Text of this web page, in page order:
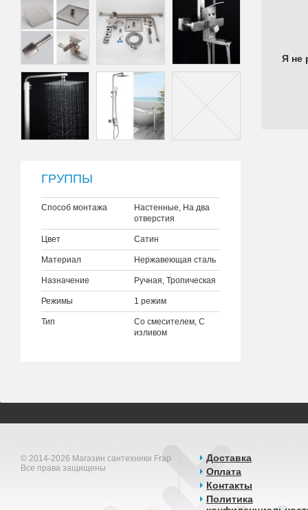
ГРУППЫ
Способ монтажа
Настенные, На два
отверстия
Цвет Сатин
Материал Нержавеющая сталь
Назначение Ручная, Тропическая
Режимы 1 режим
Тип
Со смесителем, С
изливом
Я не
© 2014-2026 Магазин сантехники Frap
Все права защищены
Доставка
Оплата
Контакты
Политика